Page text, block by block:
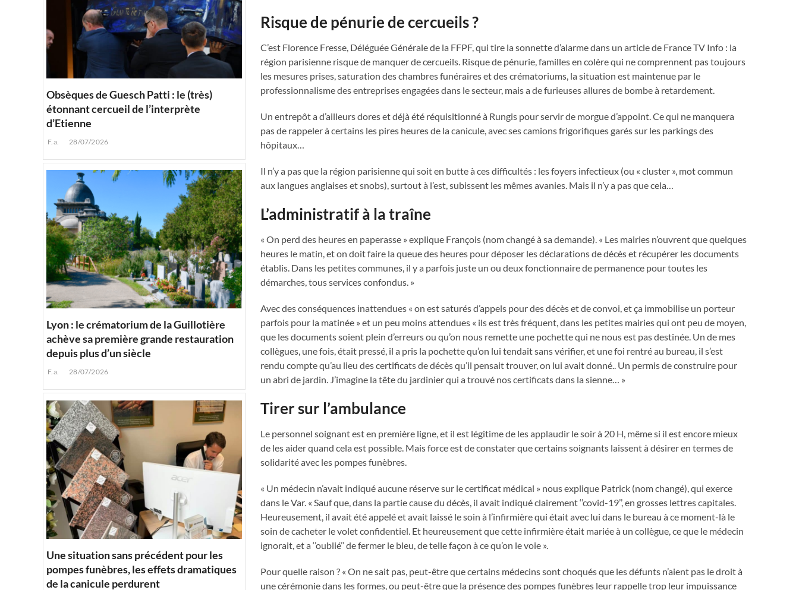
Risque de pénurie de cercueils ?
C’est Florence Fresse, Déléguée Générale de la FFPF, qui tire la sonnette d’alarme dans un article de France TV Info : la
région parisienne risque de manquer de cercueils. Risque de pénurie, familles en colère qui ne comprennent pas toujours
les mesures prises, saturation des chambres funéraires et des crématoriums, la situation est maintenue par le
professionnalisme des entreprises engagées dans le secteur, mais a de furieuses allures de bombe à retardement.
Un entrepôt a d’ailleurs dores et déjà été réquisitionné à Rungis pour servir de morgue d’appoint. Ce qui ne manquera
pas de rappeler à certains les pires heures de la canicule, avec ses camions frigorifiques garés sur les parkings des
hôpitaux…
Il n’y a pas que la région parisienne qui soit en butte à ces difficultés : les foyers infectieux (ou « cluster », mot commun
aux langues anglaises et snobs), surtout à l’est, subissent les mêmes avanies. Mais il n’y a pas que cela…
L’administratif à la traîne
« On perd des heures en paperasse » explique François (nom changé à sa demande). « Les mairies n’ouvrent que quelques
heures le matin, et on doit faire la queue des heures pour déposer les déclarations de décès et récupérer les documents
établis. Dans les petites communes, il y a parfois juste un ou deux fonctionnaire de permanence pour toutes les
démarches, tous services confondus. »
Avec des conséquences inattendues « on est saturés d’appels pour des décès et de convoi, et ça immobilise un porteur
parfois pour la matinée » et un peu moins attendues « ils est très fréquent, dans les petites mairies qui ont peu de moyen,
que les documents soient plein d’erreurs ou qu’on nous remette une pochette qui ne nous est pas destinée. Un de mes
collègues, une fois, était pressé, il a pris la pochette qu’on lui tendait sans vérifier, et une foi rentré au bureau, il s’est
rendu compte qu’au lieu des certificats de décès qu’il pensait trouver, on lui avait donné.. Un permis de construire pour
un abri de jardin. J’imagine la tête du jardinier qui a trouvé nos certificats dans la sienne… »
Tirer sur l’ambulance
Le personnel soignant est en première ligne, et il est légitime de les applaudir le soir à 20 H, même si il est encore mieux
de les aider quand cela est possible. Mais force est de constater que certains soignants laissent à désirer en termes de
solidarité avec les pompes funèbres.
« Un médecin n’avait indiqué aucune réserve sur le certificat médical » nous explique Patrick (nom changé), qui exerce
dans le Var. « Sauf que, dans la partie cause du décès, il avait indiqué clairement ‘’covid-19’’, en grosses lettres capitales.
Heureusement, il avait été appelé et avait laissé le soin à l’infirmière qui était avec lui dans le bureau à ce moment-là le
soin de cacheter le volet confidentiel. Et heureusement que cette infirmière était mariée à un collègue, ce que le médecin
ignorait, et a ‘’oublié’’ de fermer le bleu, de telle façon à ce qu’on le voie ».
Pour quelle raison ? « On ne sait pas, peut-être que certains médecins sont choqués que les défunts n’aient pas le droit à
une cérémonie dans les formes, ou peut-être que la présence des pompes funèbres leur rappelle trop leur impuissance
Obsèques de Guesch Patti : le (très)
étonnant cercueil de l’interprète
d’Etienne
F.a. 28/07/2026
Lyon : le crématorium de la Guillotière
achève sa première grande restauration
depuis plus d’un siècle
F.a. 28/07/2026
Une situation sans précédent pour les
pompes funèbres, les effets dramatiques
de la canicule perdurent